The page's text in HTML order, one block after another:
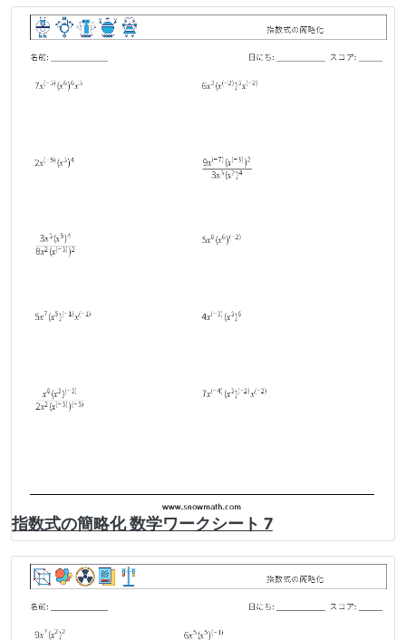
指数式の簡略化 数学ワークシート 7